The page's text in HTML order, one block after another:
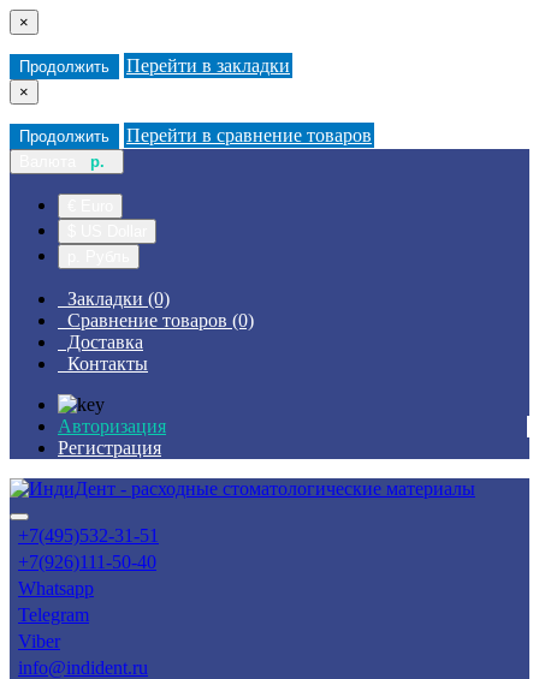
×
Продолжить Перейти в закладки
×
Продолжить Перейти в сравнение товаров
р.
Закладки (0)
Сравнение товаров (0)
Доставка
Контакты
Авторизация
Регистрация
+7(495)532-31-51
+7(926)111-50-40
Whatsapp
Telegram
Viber
info@indident.ru